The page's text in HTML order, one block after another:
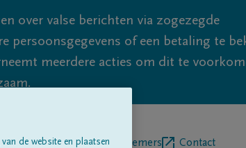
over valse berichten via zogezegde
persoonsgegevens of een betaling te
meerdere acties om dit te
Over onsBegrafenisondernemers Contact
de website en plaatsen